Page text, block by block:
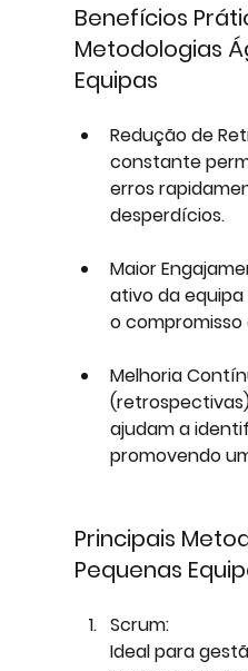
Benefícios
Metodologias
Equipas
Redução de
constante
erros
desperdícios.
Maior
ativo da
o
Melhoria
ajudam a
promovendo
Principais
Pequenas
Scrum:
Ideal para